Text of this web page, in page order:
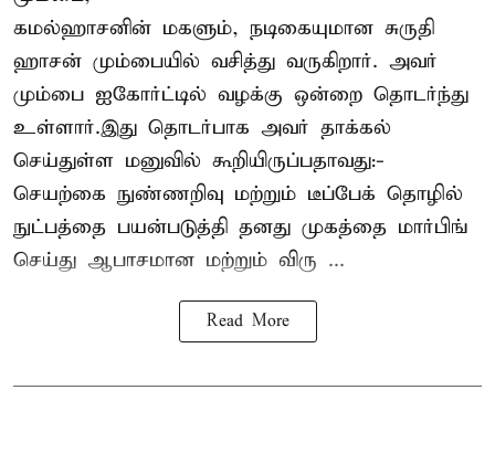
கமல்ஹாசனின் மகளும், நடிகையுமான சுருதி
ஹாசன் மும்பையில் வசித்து வருகிறார். அவர்
மும்பை ஐகோர்ட்டில் வழக்கு ஒன்றை தொடர்ந்து
உள்ளார்.இது தொடர்பாக அவர் தாக்கல்
செய்துள்ள மனுவில் கூறியிருப்பதாவது:-
செயற்கை நுண்ணறிவு மற்றும் டீப்பேக் தொழில்
நுட்பத்தை பயன்படுத்தி தனது முகத்தை மார்பிங்
செய்து ஆபாசமான மற்றும் விரு ...
Read More